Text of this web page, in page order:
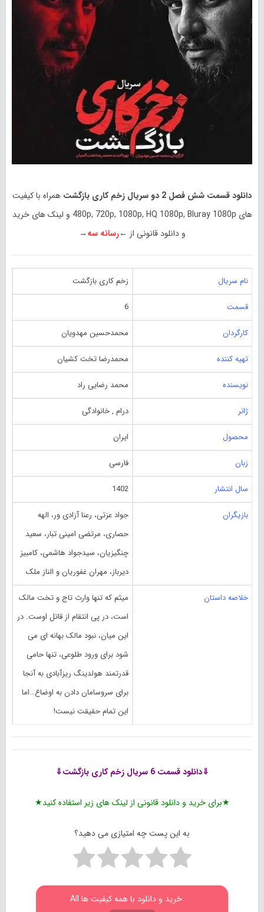
دانلود قسمت شش فصل 2 دو سریال زخم کاری بازگشت
همراه با کیفیت
های 480p, 720p, 1080p, HQ 1080p, Bluray 1080p و لینک های خرید
و دانلود قانونی از ←رسانه سه→
نام سریال زخم کاری بازگشت
قسمت 6
کارگردان محمدحسین مهدویان
تهیه کننده محمدرضا تخت کشیان
نویسنده محمد رضایی راد
ژانر درام , خانوادگی
محصول ایران
زبان فارسی
سال انتشار 1402
بازیگران
جواد عزتی، رعنا آزادی ور، الهه
حصاری، مرتضی امینی تبار، سعید
چنگیزیان، سیدجواد هاشمی، کامبیز
دیرباز، مهران غفوریان و الناز ملک
خلاصه داستان
میثم که تنها وارث تاج و تخت مالک
است، در پی انتقام از قاتل اوست. در
این میان، نبود مالک بهانه ای می
شود برای ورود طلوعی، تنها حامی
قدرتمند هولدینگ ریزآبادی به آنجا
برای سروسامان دادن به اوضاع…اما
این تمام حقیقت نیست!
⇓دانلود قسمت 6 سریال زخم کاری بازگشت⇓
★برای خرید و دانلود قانونی از لینک های زیر استفاده کنید★
به این پست چه امتیازی می دهید؟
خرید و دانلود با همه کیفیت ها All